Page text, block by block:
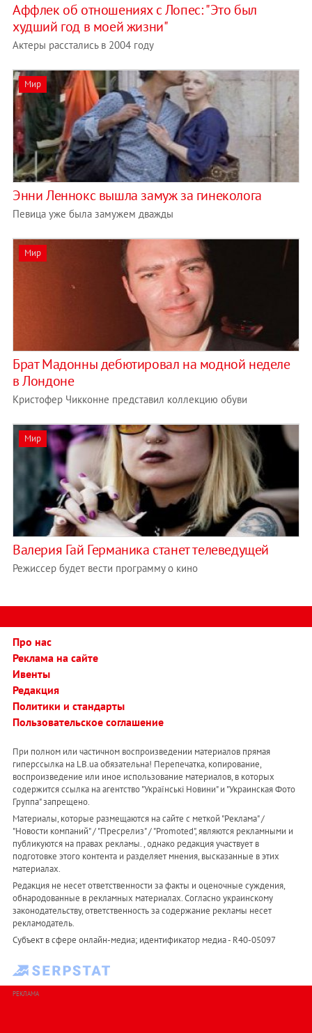
Аффлек об отношениях с Лопес: "Это был
худший год в моей жизни"
Актеры расстались в 2004 году
Мир
Энни Леннокс вышла замуж за гинеколога
Певица уже была замужем дважды
Мир
Брат Мадонны дебютировал на модной неделе
в Лондоне
Кристофер Чикконне представил коллекцию обуви
Мир
Валерия Гай Германика станет телеведущей
Режиссер будет вести программу о кино
Про нас
Реклама на сайте
Ивенты
Редакция
Политики и стандарты
Пользовательское соглашение
При полном или частичном воспроизведении материалов прямая
гиперссылка на LB.ua обязательна! Перепечатка, копирование,
воспроизведение или иное использование материалов, в которых
содержится ссылка на агентство "Українськi Новини" и "Украинская Фото
Группа" запрещено.
Материалы, которые размещаются на сайте с меткой "Реклама" /
"Новости компаний" / "Пресрелиз" / "Promoted", являются рекламными и
публикуются на правах рекламы. , однако редакция участвует в
подготовке этого контента и разделяет мнения, высказанные в этих
материалах.
Редакция не несет ответственности за факты и оценочные суждения,
обнародованные в рекламных материалах. Согласно украинскому
законодательству, ответственность за содержание рекламы несет
рекламодатель.
Субъект в сфере онлайн-медиа; идентификатор медиа - R40-05097
РЕКЛАМА